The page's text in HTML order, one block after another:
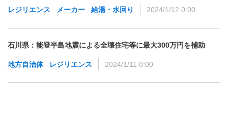
レジリエンス メーカー 給湯・水回り 2024/1/12 0:00
石川県：能登半島地震による全壊住宅等に最大300万円を補助
地方自治体 レジリエンス 2024/1/11 0:00